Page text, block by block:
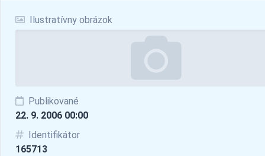
Ilustratívny obrázok
Publikované
22. 9. 2006 00:00
Identifikátor
165713